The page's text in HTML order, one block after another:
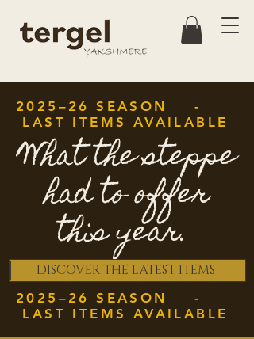
2025–26 SEASON -
LAST ITEMS AVAILABLE
What the steppe
had to offer
this year.
DISCOVER THE LATEST ITEMS
2025–26 SEASON -
LAST ITEMS AVAILABLE